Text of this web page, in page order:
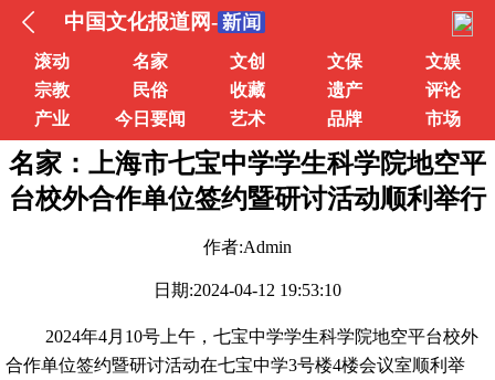
中国文化报道网-
滚动 名家 文创 文保
文娱
宗教
民俗 收藏 遗产
评论
产业
今日要闻 艺术 品牌 市场
名家：上海市七宝中学学生科学院地空平
台校外合作单位签约暨研讨活动顺利举行
作者:Admin
日期:2024-04-12 19:53:10
2024年4月10号上午，七宝中学学生科学院地空平台校外
合作单位签约暨研讨活动在七宝中学3号楼4楼会议室顺利举